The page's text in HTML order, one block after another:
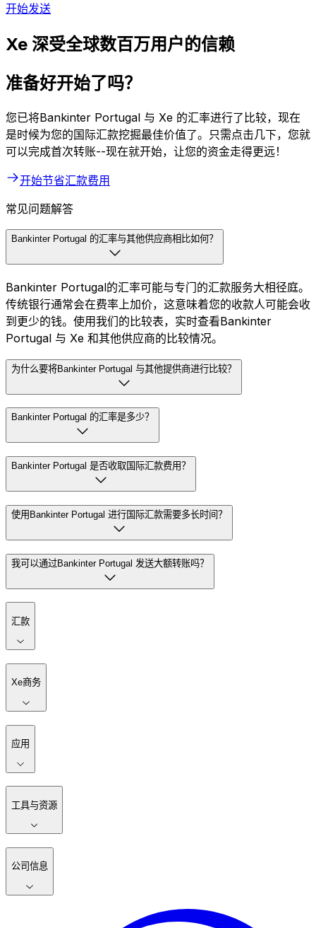
开始发送
Xe 深受全球数百万用户的信赖
准备好开始了吗？
您已将Bankinter Portugal 与 Xe 的汇率进行了比较，现在
是时候为您的国际汇款挖掘最佳价值了。只需点击几下，您就
可以完成首次转账--现在就开始，让您的资金走得更远！
开始节省汇款费用
常见问题解答
Bankinter Portugal 的汇率与其他供应商相比如何？
Bankinter Portugal的汇率可能与专门的汇款服务大相径庭。
传统银行通常会在费率上加价，这意味着您的收款人可能会收
到更少的钱。使用我们的比较表，实时查看Bankinter
Portugal 与 Xe 和其他供应商的比较情况。
为什么要将Bankinter Portugal 与其他提供商进行比较？
Bankinter Portugal 的汇率是多少？
Bankinter Portugal 是否收取国际汇款费用？
使用Bankinter Portugal 进行国际汇款需要多长时间？
我可以通过Bankinter Portugal 发送大额转账吗？
汇款
Xe商务
应用
工具与资源
公司信息